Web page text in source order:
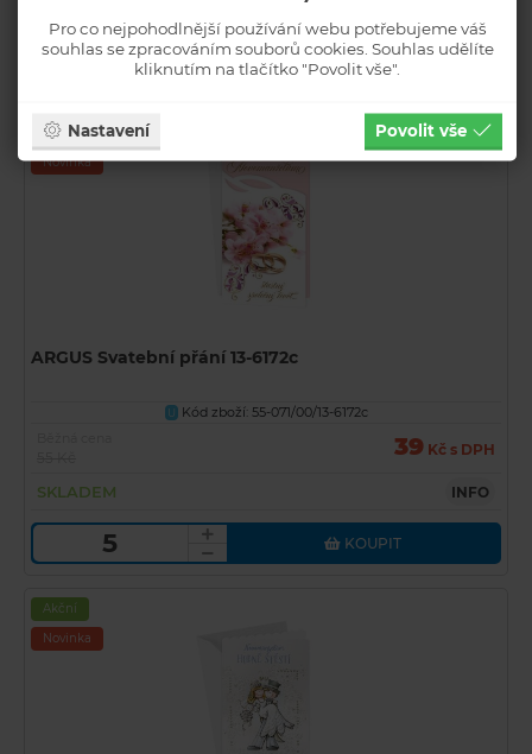
Pro co nejpohodlnější používání webu potřebujeme váš
souhlas se zpracováním souborů cookies. Souhlas udělíte
kliknutím na tlačítko "Povolit vše".
Nastavení Povolit vše
KOUPIT
Akční
Novinka
ARGUS Svatební přání 13-6172c
U Kód zboží: 55-071/00/13-6172c
39 Kč s DPH
SKLADEM INFO
KOUPIT
Akční
Novinka